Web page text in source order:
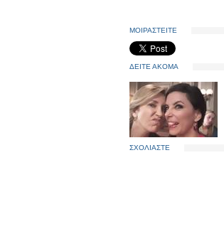
ΜΟΙΡΑΣΤΕΙΤΕ
ΔΕΙΤΕ ΑΚΟΜΑ
ΣΧΟΛΙΑΣΤΕ